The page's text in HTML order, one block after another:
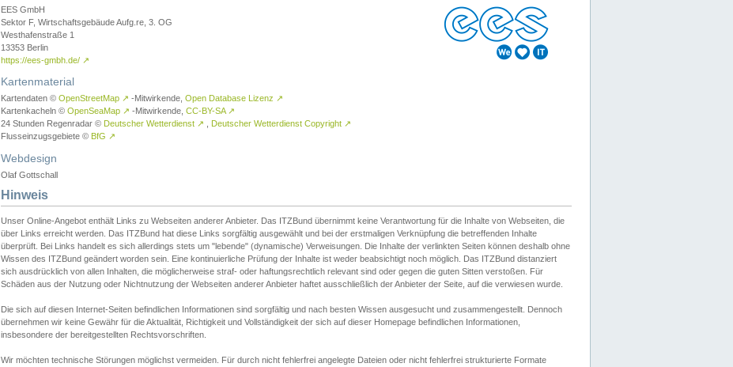
EES GmbH
Sektor F, Wirtschaftsgebäude Aufg.re, 3. OG
Westhafenstraße 1
13353 Berlin
https://ees-gmbh.de/ ↗
Kartenmaterial
Kartendaten © OpenStreetMap ↗ -Mitwirkende, Open Database Lizenz ↗
Kartenkacheln © OpenSeaMap ↗ -Mitwirkende, CC-BY-SA ↗
24 Stunden Regenradar © Deutscher Wetterdienst ↗ Deutscher Wetterdienst Copyright ↗
Flusseinzugsgebiete © BfG ↗
Webdesign
Olaf Gottschall
Hinweis
Unser Online-Angebot enthält Links zu Webseiten anderer Anbieter. Das ITZBund übernimmt keine Verantwortung für die Inhalte von Webseiten, die
über Links erreicht werden. Das ITZBund hat diese Links sorgfältig ausgewählt und bei der erstmaligen Verknüpfung die betreffenden Inhalte
überprüft. Bei Links handelt es sich allerdings stets um "lebende" (dynamische) Verweisungen. Die Inhalte der verlinkten Seiten können deshalb ohne
Wissen des ITZBund geändert worden sein. Eine kontinuierliche Prüfung der Inhalte ist weder beabsichtigt noch möglich. Das ITZBund distanziert
sich ausdrücklich von allen Inhalten, die möglicherweise straf- oder haftungsrechtlich relevant sind oder gegen die guten Sitten verstoßen. Für
Schäden aus der Nutzung oder Nichtnutzung der Webseiten anderer Anbieter haftet ausschließlich der Anbieter der Seite, auf die verwiesen wurde.
Die sich auf diesen Internet-Seiten befindlichen Informationen sind sorgfältig und nach besten Wissen ausgesucht und zusammengestellt. Dennoch
übernehmen wir keine Gewähr für die Aktualität, Richtigkeit und Vollständigkeit der sich auf dieser Homepage befindlichen Informationen,
insbesondere der bereitgestellten Rechtsvorschriften.
Wir möchten technische Störungen möglichst vermeiden. Für durch nicht fehlerfrei angelegte Dateien oder nicht fehlerfrei strukturierte Formate